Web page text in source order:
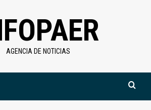
AGENCIA DE NOTICIAS